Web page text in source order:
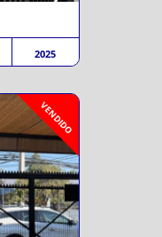
2025
VENDIDO